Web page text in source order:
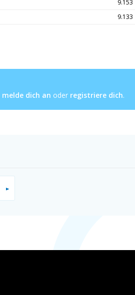
9.153
9.133
melde dich an oder registriere dich.